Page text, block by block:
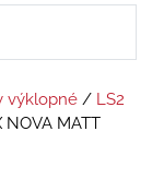
výklopné / LS2
MATT